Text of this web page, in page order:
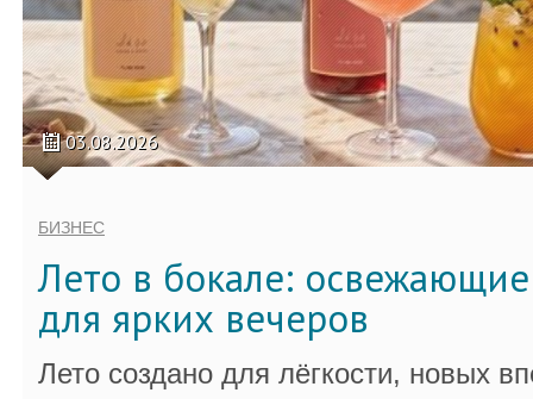
03.08.2026
БИЗНЕС
Лето в бокале:
для ярких вечеров
Лето создано для лёгкости, новых